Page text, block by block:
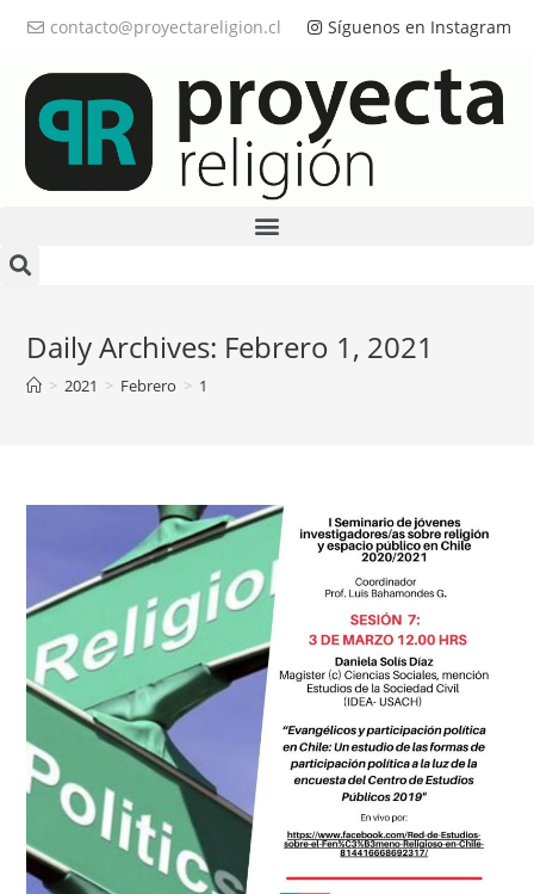
contacto@proyectareligion.cl Síguenos en Instagram
Daily Archives: Febrero 1, 2021
> 2021 > Febrero > 1